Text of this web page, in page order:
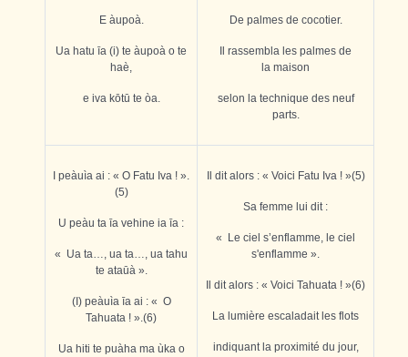
E àupoà.
Ua hatu īa (i) te àupoà o te
haè,
e iva kōtū te òa.
De palmes de cocotier.
Il rassembla les palmes de
la maison
selon la technique des neuf
parts.
I peàuìa ai : « O Fatu Iva ! ».
(5)
U peàu ta īa vehine ia īa :
« Ua ta…, ua ta…, ua tahu
te ataūà ».
(I) peàuìa īa ai : « O
Tahuata ! ».(6)
Ua hiti te puàha ma ùka o
Il dit alors : « Voici Fatu Iva ! »(5)
Sa femme lui dit :
« Le ciel s’enflamme, le ciel
s'enflamme ».
Il dit alors : « Voici Tahuata ! »(6)
La lumière escaladait les flots
indiquant la proximité du jour,